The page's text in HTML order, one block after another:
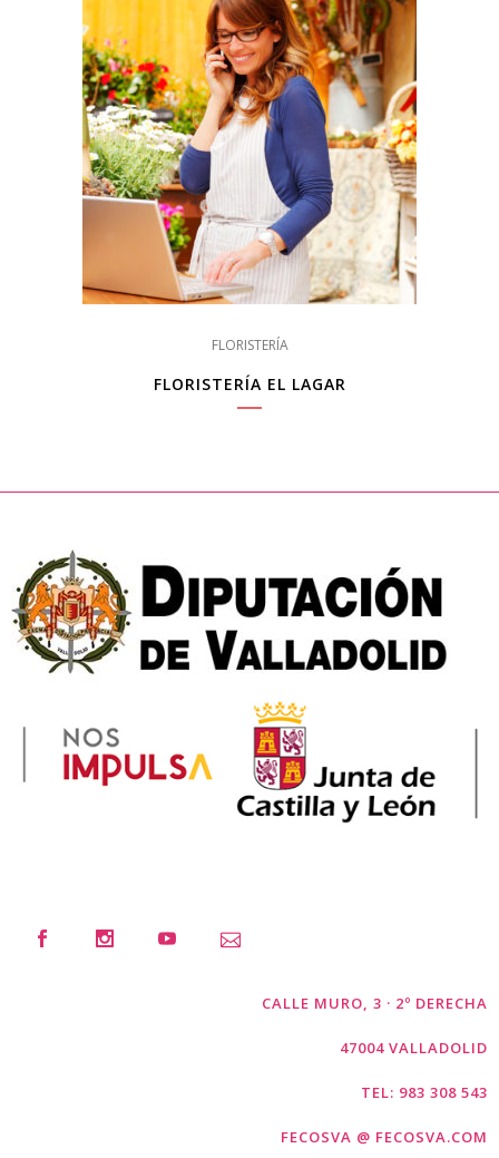
FLORISTERÍA
FLORISTERÍA EL LAGAR
CALLE MURO, 3 · 2º DERECHA
47004 VALLADOLID
TEL: 983 308 543
FECOSVA @ FECOSVA.COM